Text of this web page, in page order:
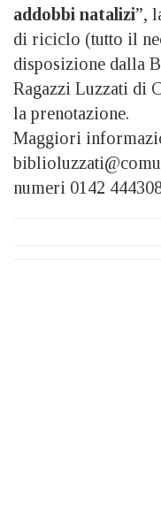
addobbi natalizi”,
di riciclo (tutto il
disposizione dalla
Ragazzi Luzzati di
la prenotazione.
Maggiori
numeri 0142